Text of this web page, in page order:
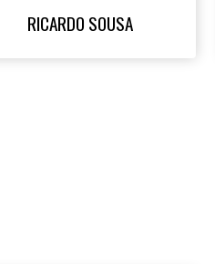
RICARDO SOUSA